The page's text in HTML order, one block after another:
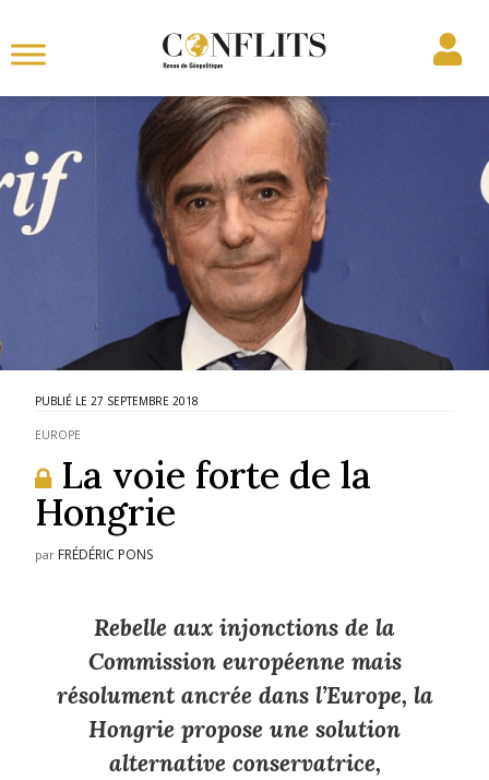
27 SEPTEMBRE 2018
EUROPE
La voie forte de la
Hongrie
par FRÉDÉRIC PONS
Rebelle aux injonctions de la
Commission européenne mais
résolument ancrée dans l’Europe, la
Hongrie propose une solution
alternative conservatrice,